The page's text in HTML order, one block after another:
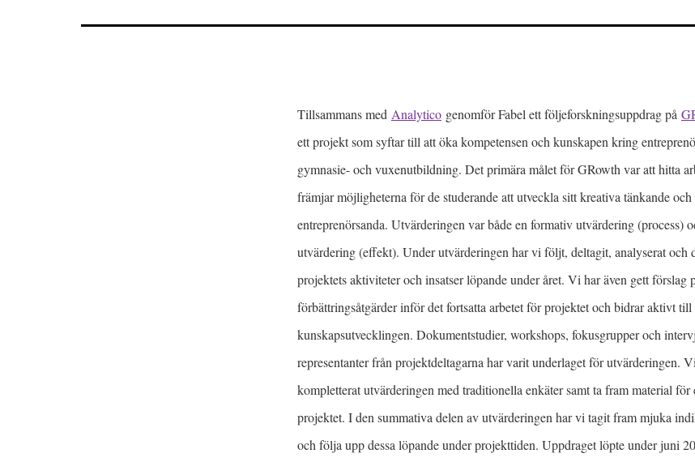
Tillsammans med Analytico genomför Fabel ett följeforskningsuppdrag på
ett projekt som syftar till att öka kompetensen och kunskapen kring
gymnasie- och vuxenutbildning. Det primära målet för GRowth var att hitta
främjar möjligheterna för de studerande att utveckla sitt kreativa tänkande och
entreprenörsanda. Utvärderingen var både en formativ utvärdering (process)
utvärdering (effekt). Under utvärderingen har vi följt, deltagit, analyserat och
projektets aktiviteter och insatser löpande under året. Vi har även gett förslag
förbättringsåtgärder inför det fortsatta arbetet för projektet och bidrar aktivt till
kunskapsutvecklingen. Dokumentstudier, workshops, fokusgrupper och
representanter från projektdeltagarna har varit underlaget för utvärderingen.
kompletterat utvärderingen med traditionella enkäter samt ta fram material
projektet. I den summativa delen av utvärderingen har vi tagit fram mjuka
och följa upp dessa löpande under projekttiden. Uppdraget löpte under juni